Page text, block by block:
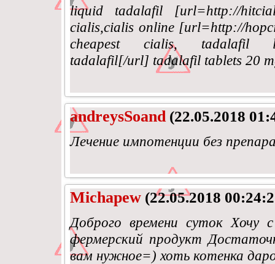
liquid tadalafil [url=http://
cialis,cialis online [url=http://
cheapest cialis, tadalafil
tadalafil[/url] tadalafil tablets 20
andreysSoand (22.05.2018
Лечение импотенции без
Michapew (22.05.2018
Доброго времени суток Хочу
фермерский продукт
вам нужное=) хоть котенка